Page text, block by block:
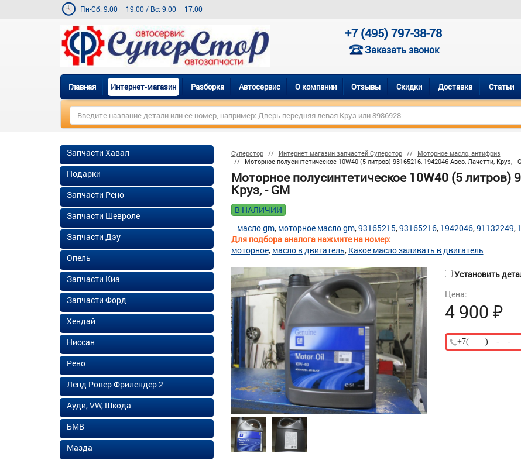
Пн-Сб: 9.00 – 19.00 / Вс: 9.00 – 17.00
+7 (495) 797-38-78
Заказать звонок
Главная Интернет-магазин Разборка Автосервис О компании Отзывы Скидки Доставка Статьи
Суперстор Интернет магазин запчастей Суперстор
Моторное масло, антифриз
Моторное полусинтетическое 10W40 (5 литров) 93165216, 1942046 Авео, Лачетти, Круз, -
Моторное полусинтетическое 10W40 (5 литров)
Круз, - GM
В НАЛИЧИИ
Для подбора аналога нажмите на номер:
масло gm моторное масло gm 93165215 93165216 1942046 91132249
моторное масло в двигатель Какое масло заливать в двигатель
Установить
Цена:
4 900₽
Запчасти Хавал
Подарки
Запчасти Рено
Запчасти Шевроле
Запчасти Дэу
Опель
Запчасти Киа
Запчасти Форд
Хендай
Ниссан
Рено
Ленд Ровер Фрилендер 2
Ауди, VW, Шкода
БМВ
Мазда